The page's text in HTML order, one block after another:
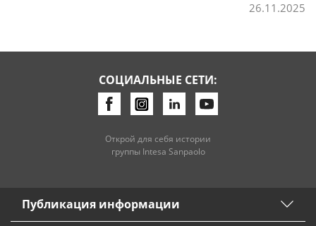
26.11.2025
СОЦИАЛЬНЫЕ СЕТИ:
Открой для себя истории
группы Intesa Sanpaolo
Публикация информации